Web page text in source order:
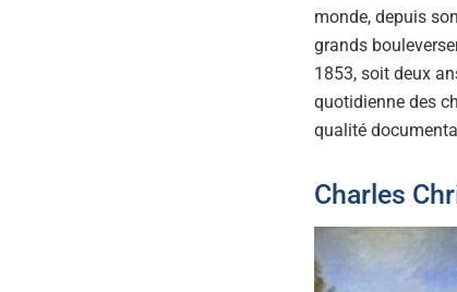
monde, depuis
grands
1853, soit deux
quotidienne des
qualité
Charles